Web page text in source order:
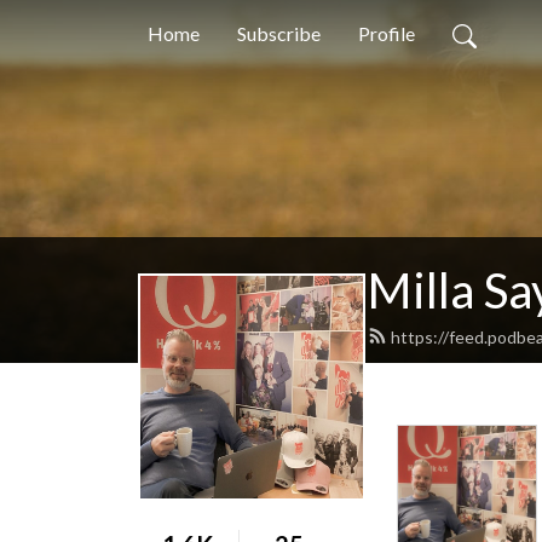
Home Subscribe Profile
Milla
https://